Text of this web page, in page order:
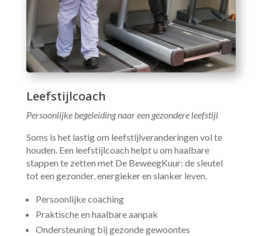
Leefstijlcoach
Persoonlijke begeleiding naar een gezondere leefstijl
Soms is het lastig om leefstijlveranderingen vol te
houden. Een leefstijlcoach helpt u om haalbare
stappen te zetten met De BeweegKuur: de sleutel
tot een gezonder, energieker en slanker leven.
Persoonlijke coaching
Praktische en haalbare aanpak
Ondersteuning bij gezonde gewoontes